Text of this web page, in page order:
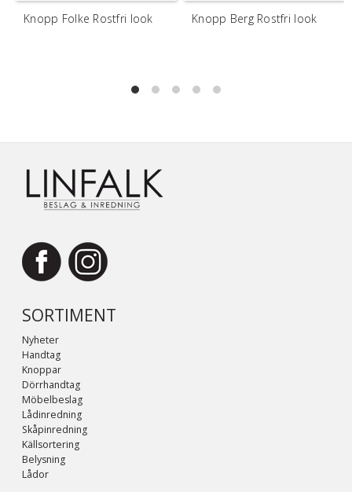
Knopp Folke Rostfri look Knopp Berg Rostfri look
SORTIMENT
Nyheter
Handtag
Knoppar
Dörrhandtag
Möbelbeslag
Lådinredning
Skåpinredning
Källsortering
Belysning
Lådor